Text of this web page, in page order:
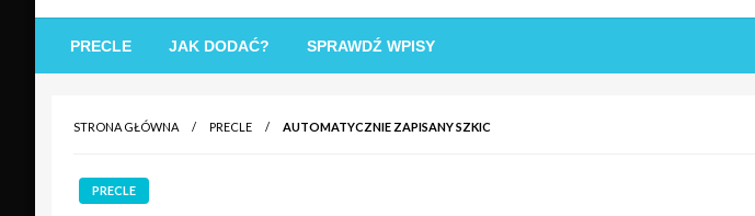
PRECLE JAK DODAĆ? SPRAWDŹ WPISY
STRONA GŁÓWNA PRECLE AUTOMATYCZNIE ZAPISANY SZKIC
PRECLE